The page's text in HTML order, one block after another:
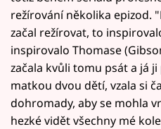
režírování několika epizod.
začal režírovat, to
inspirovalo Thomase
začala kvůli tomu psát a já ji
matkou dvou dětí, vzala si
dohromady, aby se mohla
hezké vidět všechny mé